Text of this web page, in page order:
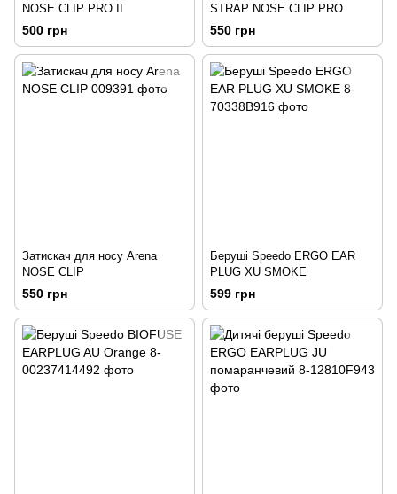
NOSE CLIP PRO II
500 грн
STRAP NOSE CLIP PRO
550 грн
Затискач для носу Arena
NOSE CLIP
550 грн
Беруші Speedo ERGO EAR
PLUG XU SMOKE
599 грн